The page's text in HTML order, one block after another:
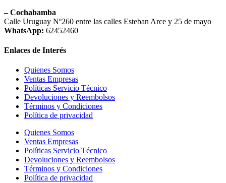
– Cochabamba
Calle Uruguay Nº260 entre las calles Esteban Arce y 25 de mayo
WhatsApp: 62452460
Enlaces de Interés
Quienes Somos
Ventas Empresas
Políticas Servicio Técnico
Devoluciones y Reembolsos
Términos y Condiciones
Política de privacidad
Quienes Somos
Ventas Empresas
Políticas Servicio Técnico
Devoluciones y Reembolsos
Términos y Condiciones
Política de privacidad